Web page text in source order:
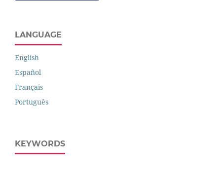
LANGUAGE
English
Español
Français
Português
KEYWORDS